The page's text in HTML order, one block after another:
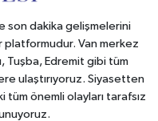
son dakika gelişmelerini
Van merkez
Tuşba, Edremit gibi tüm
ulaştırıyoruz. Siyasetten
önemli olayları tarafsız